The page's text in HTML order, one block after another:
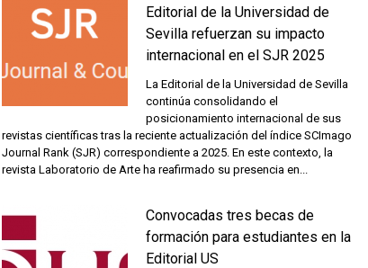
Editorial de la Universidad de
Sevilla refuerzan su impacto
internacional en el SJR 2025
La Editorial de la Universidad de Sevilla
continúa consolidando el
posicionamiento internacional de sus
revistas científicas tras la reciente actualización del índice SCImago
Journal Rank (SJR) correspondiente a 2025. En este contexto, la
revista Laboratorio de Arte ha reafirmado su presencia en...
Convocadas tres becas de
formación para estudiantes en la
Editorial US